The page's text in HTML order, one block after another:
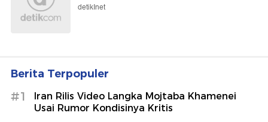
detikInet
Berita Terpopuler
#1
Iran Rilis Video Langka Mojtaba Khamenei
Usai Rumor Kondisinya Kritis